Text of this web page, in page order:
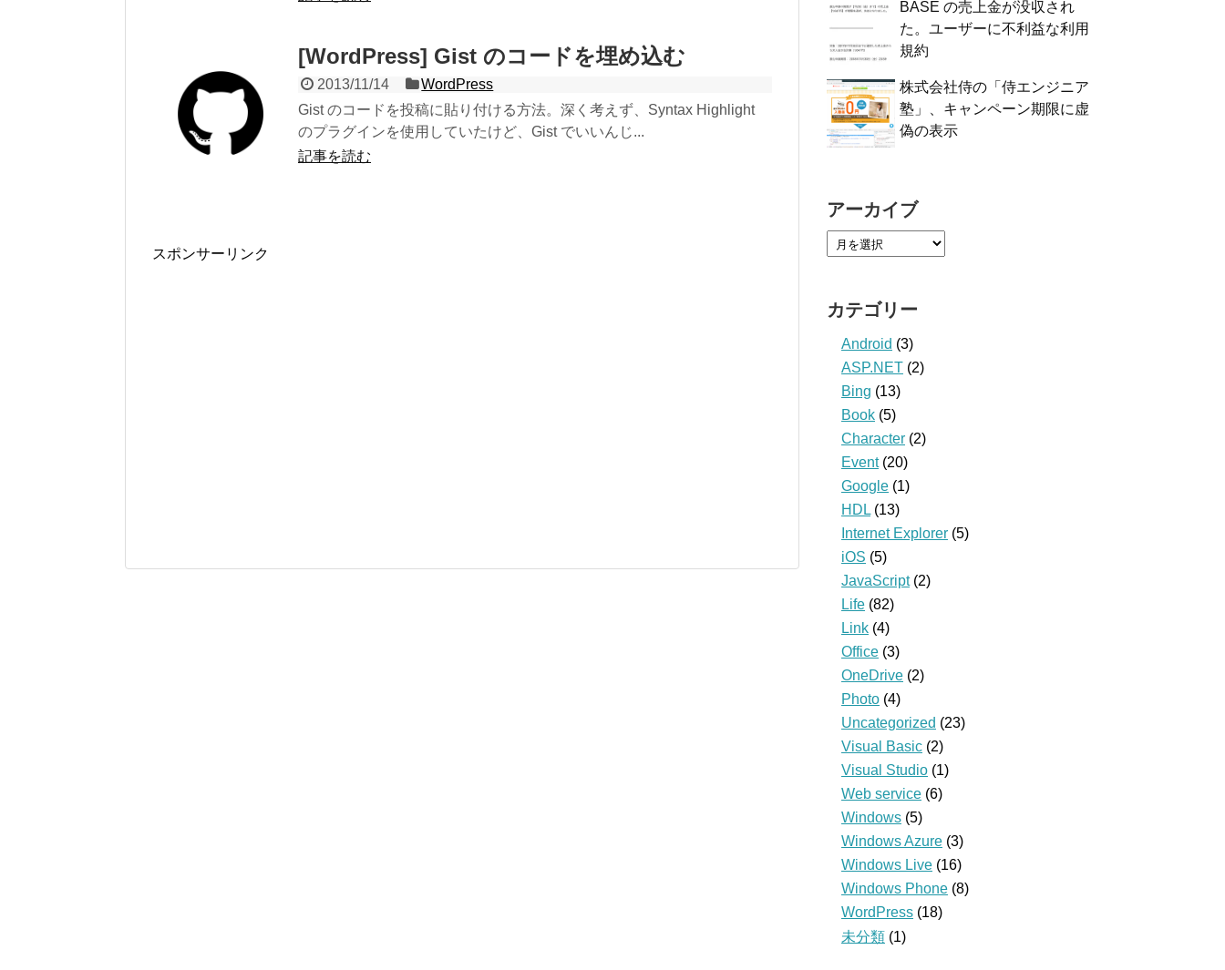
[WordPress] Gist のコードを埋め込む
2013/11/14
WordPress
Gist のコードを投稿に貼り付ける方法。深く考えず、Syntax Highlight
のプラグインを使用していたけど、Gist でいいんじ...
記事を読む
スポンサーリンク
BASE の売上金が没収され
た。ユーザーに不利益な利用
規約
株式会社侍の「侍エンジニア
塾」、キャンペーン期限に虚
偽の表示
アーカイブ
カテゴリー
Android (3)
ASP.NET (2)
Bing (13)
Book (5)
Character (2)
Event(20)
Google (1)
HDL (13)
Internet Explorer (5)
iOS (5)
JavaScript(2)
Life (82)
Link (4)
Office (3)
OneDrive (2)
Photo (4)
Uncategorized (23)
Visual Basic (2)
Visual Studio (1)
Web service (6)
Windows (5)
Windows Azure (3)
Windows Live (16)
Windows Phone (8)
WordPress (18)
未分類 (1)